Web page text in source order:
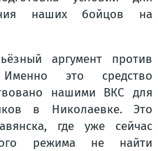
наших бойцов на
аргумент против
это средство
нашими ВКС для
в Николаевке. Это
где уже сейчас
режима не найти